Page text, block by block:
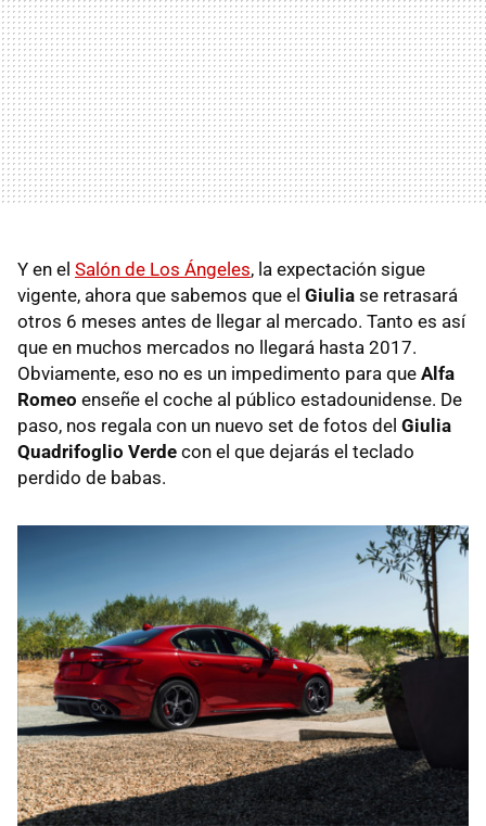
Y en el Salón de Los Ángeles, la expectación sigue
vigente, ahora que sabemos que el Giulia se retrasará
otros 6 meses antes de llegar al mercado. Tanto es así
que en muchos mercados no llegará hasta 2017.
Obviamente, eso no es un impedimento para que Alfa
Romeo enseñe el coche al público estadounidense. De
paso, nos regala con un nuevo set de fotos del Giulia
Quadrifoglio Verde con el que dejarás el teclado
perdido de babas.